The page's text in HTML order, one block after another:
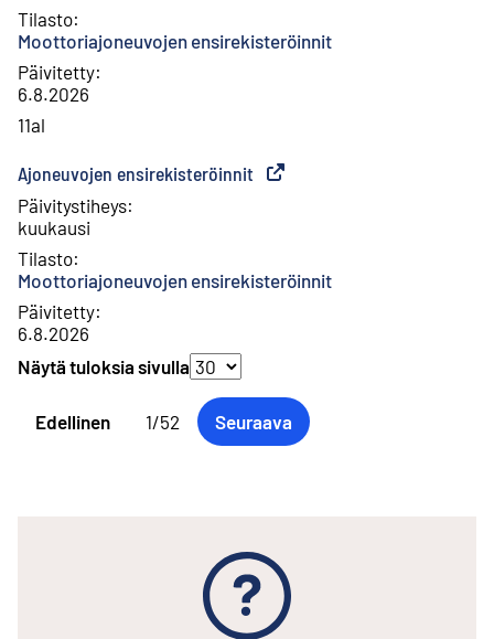
Tilasto:
Moottoriajoneuvojen ensirekisteröinnit
Päivitetty:
6.8.2026
11al
Ajoneuvojen ensirekisteröinnit Ulkoinen linkki
Päivitystiheys:
kuukausi
Tilasto:
Moottoriajoneuvojen ensirekisteröinnit
Päivitetty:
6.8.2026
Näytä tuloksia sivulla
Edellinen
1/52 Seuraava